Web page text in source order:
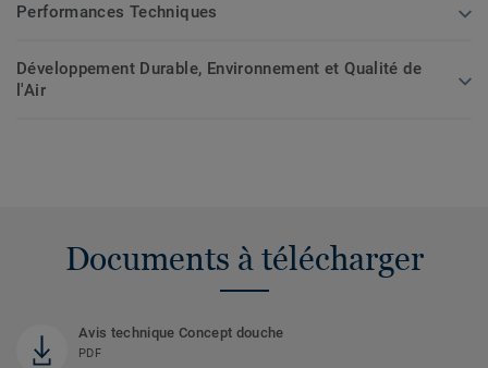
Performances Techniques
Développement Durable, Environnement et Qualité de
l'Air
Documents à télécharger
Avis technique Concept douche
PDF